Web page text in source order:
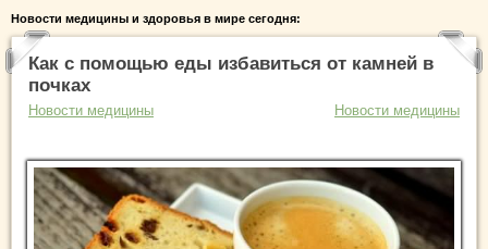
Новости медицины и здоровья в мире сегодня:
Как с помощью еды избавиться от камней в
почках
Новости медицины Новости медицины